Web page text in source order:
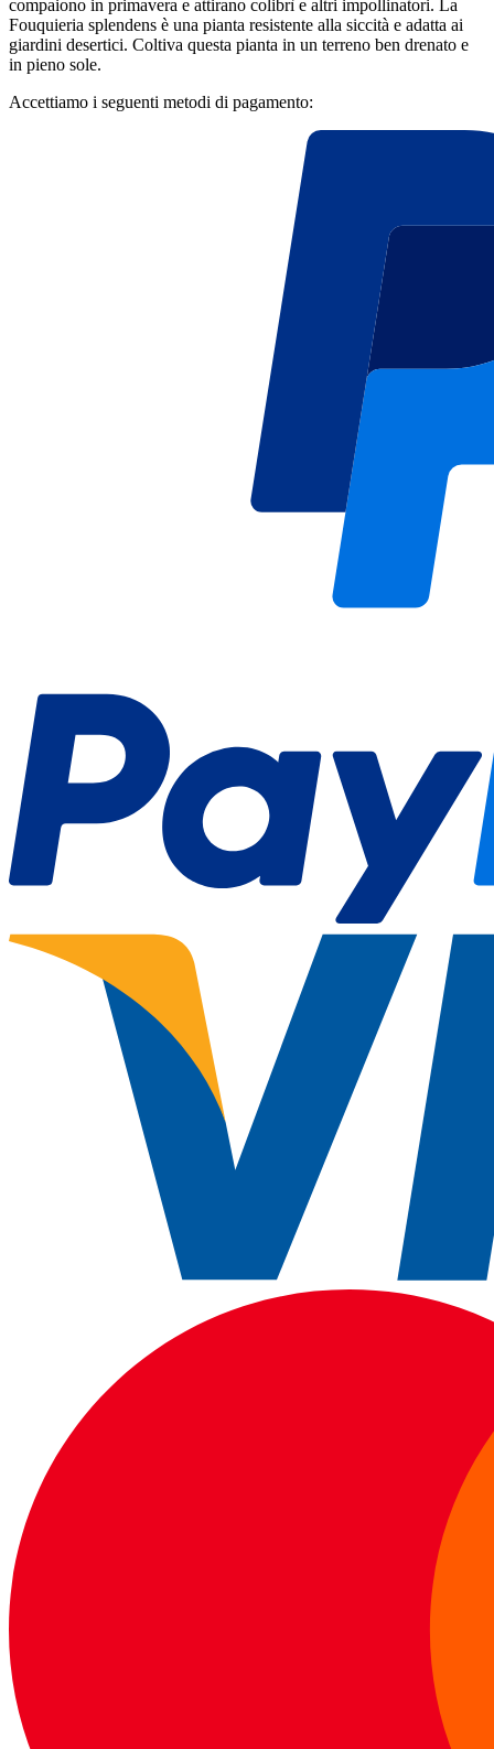
compaiono in primavera e attirano colibrì e altri impollinatori. La
Fouquieria splendens è una pianta resistente alla siccità e adatta ai
giardini desertici. Coltiva questa pianta in un terreno ben drenato e
in pieno sole.
Accettiamo i seguenti metodi di pagamento: